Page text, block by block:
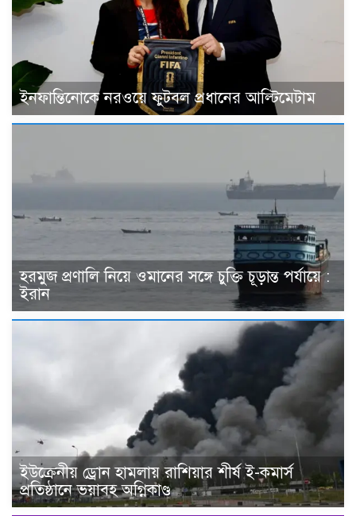
ইনফান্তিনোকে নরওয়ে ফুটবল প্রধানের আল্টিমেটাম
হরমুজ প্রণালি নিয়ে ওমানের সঙ্গে চুক্তি চূড়ান্ত পর্যায়ে :
ইরান
ইউক্রেনীয় ড্রোন হামলায় রাশিয়ার শীর্ষ ই-কমার্স
প্রতিষ্ঠানে ভয়াবহ অগ্নিকাণ্ড